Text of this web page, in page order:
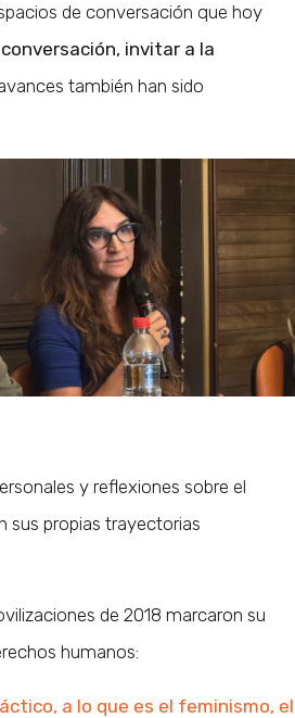
de conversación que hoy
invitar a la
también han sido
y reflexiones sobre el
sus propias trayectorias
de 2018 marcaron su
humanos:
a lo que es el feminismo, el